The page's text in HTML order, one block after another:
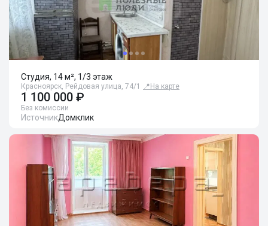
Студия, 14 м², 1/3 этаж
Красноярск, Рейдовая улица, 74/1 📍 На карте
1 100 000 ₽
Без комиссии
ИсточникДомклик